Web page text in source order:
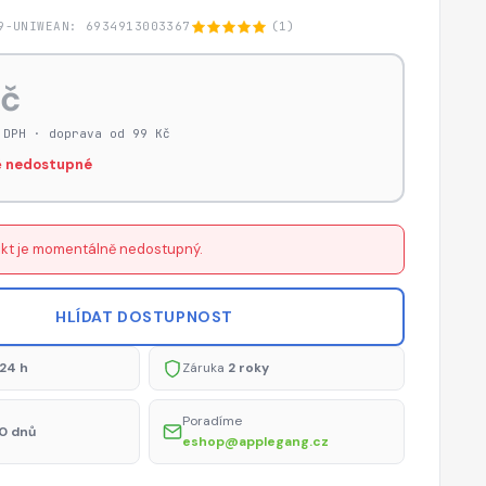
UNIWEAN: 6934913003367 (1)
· doprava od 99 Kč
nedostupné
je momentálně nedostupný.
HLÍDAT DOSTUPNOST
h Záruka 2 roky
dnů
Poradíme
eshop@applegang.cz